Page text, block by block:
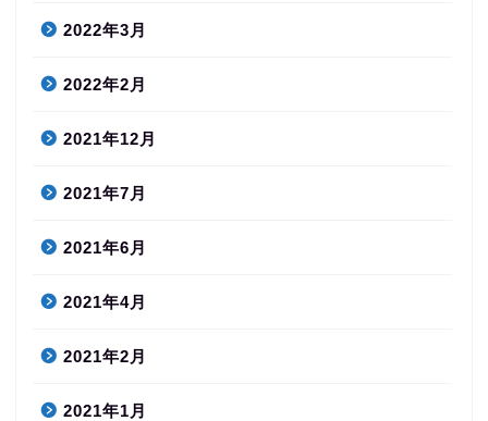
2022年3月
2022年2月
2021年12月
2021年7月
2021年6月
2021年4月
2021年2月
2021年1月